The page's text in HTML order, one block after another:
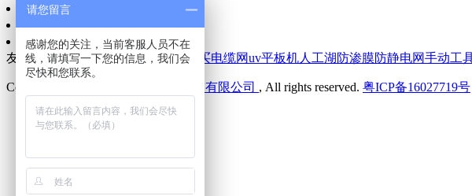
客户服务
新闻资讯
联系我们
友情连接： 深圳网站维护 智慧校园 买电缆网uv平板机人工湖防渗膜防静电网手动工
Copyright © 2007- 深圳宽博科技有限公司 , All rights reserved. 粤ICP备16027719号
请您留言
感谢您的关注，当前客服人员不在
线，请填写一下您的信息，我们会
尽快和您联系。